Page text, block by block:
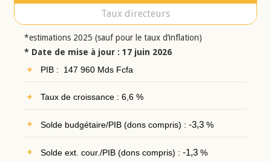
Taux directeurs
*estimations 2025 (sauf pour le taux d’inflation)
* Date de mise à jour : 17 juin 2026
PIB : 147 960 Mds Fcfa
Taux de croissance : 6,6 %
Solde budgétaire/PIB (dons compris) : -3,3%
Solde ext. cour./PIB (dons compris) : -1,3%